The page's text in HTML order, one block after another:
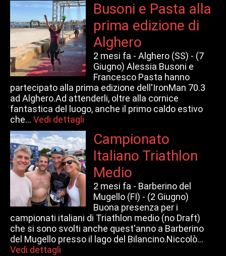
Busoni e Pasta alla
prima edizione di
Alghero
2 mesi fa - Alghero (SS) - (7
Giugno) Alessia Busoni e
Francesco Pasta hanno
partecipato alla prima edizione dell'IronMan 70.3
ad Alghero.Ad attenderli, oltre alla cornice
fantastica del luogo, anche il primo caldo estivo
che... Vedi dettagli
Campionato
Italiano Triathlon
Medio
2 mesi fa - Barberino del
Mugello (FI) - (2 Giugno)
Buona presenza per i
campionati italiani di Triathlon medio (no Draft)
che si sono svolti anche quest'anno a Barberino
del Mugello presso il lago del Bilancino.Niccolò...
Vedi dettagli